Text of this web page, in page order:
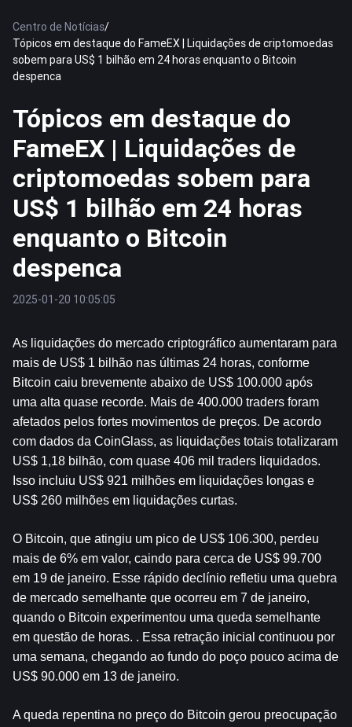
Centro de Notícias/
Tópicos em destaque do FameEX | Liquidações de criptomoedas
sobem para US$ 1 bilhão em 24 horas enquanto o Bitcoin
despenca
Tópicos em destaque do
FameEX | Liquidações de
criptomoedas sobem para
US$ 1 bilhão em 24 horas
enquanto o Bitcoin
despenca
2025-01-20 10:05:05
As liquidações do mercado criptográfico aumentaram para
Bitcoin caiu brevemente abaixo de US$ 100.000 após
uma alta quase recorde. Mais de 400.000 traders foram
afetados pelos fortes movimentos de preços. De acordo
com dados da CoinGlass, as liquidações totais totalizaram
US$ 1,18 bilhão, com quase 406 mil traders liquidados.
Isso incluiu US$ 921 milhões em liquidações longas e
US$ 260 milhões em liquidações curtas.
O Bitcoin, que atingiu um pico de US$ 106.300, perdeu
mais de 6% em valor, caindo para cerca de US$ 99.700
em 19 de janeiro. Esse rápido declínio refletiu uma quebra
de mercado semelhante que ocorreu em 7 de janeiro,
quando o Bitcoin experimentou uma queda semelhante
em questão de horas. . Essa retração inicial continuou por
uma semana, chegando ao fundo do poço pouco acima de
US$ 90.000 em 13 de janeiro.
A queda repentina no preço do Bitcoin gerou preocupação